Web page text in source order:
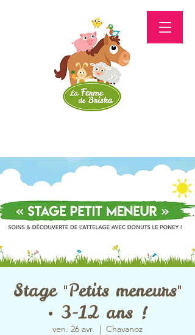
Stage "Petits meneurs"
• 3-12 ans !
ven. 26 avr.
  |
Chavanoz